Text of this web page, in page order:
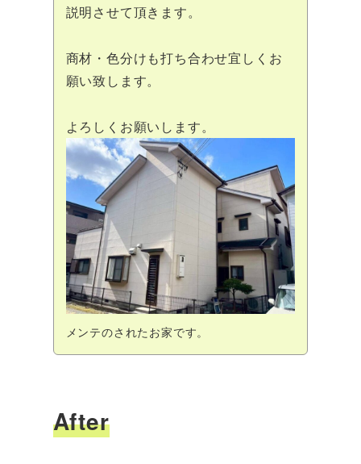
説明させて頂きます。
商材・色分けも打ち合わせ宜しくお
願い致します。
よろしくお願いします。
メンテのされたお家です。
After